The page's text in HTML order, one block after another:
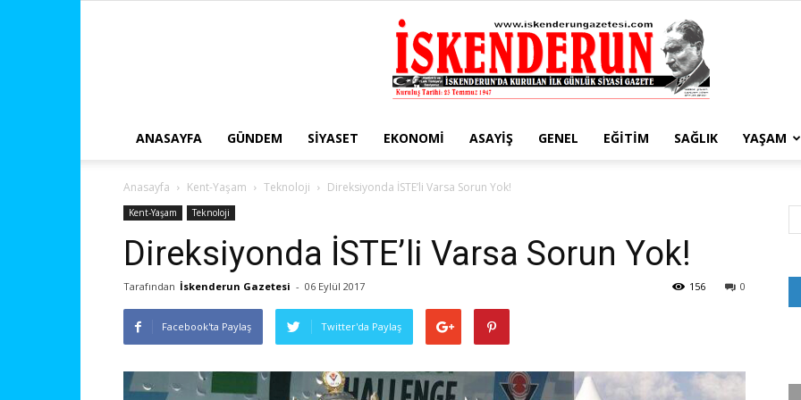
ANASAYFA GÜNDEM SIYASET EKONOMI ASAYIŞ GENEL EĞITIM SAĞLIK YAŞAM
Anasayfa Kent-Yaşam Teknoloji Direksiyonda İSTE’li Varsa Sorun Yok!
Kent-Yaşam Teknoloji
Direksiyonda İSTE’li Varsa Sorun Yok!
Tarafından İskenderun Gazetesi - 06 Eylül 2017 0
156
Facebook'ta Paylaş Twitter'da Paylaş